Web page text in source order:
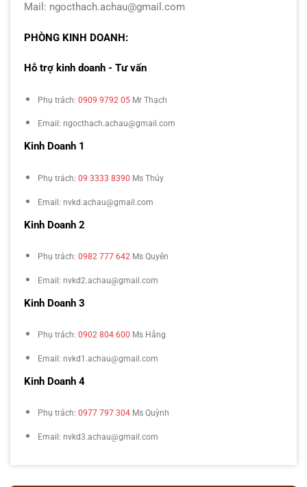
Mail: ngocthach.achau@gmail.com
PHÒNG KINH DOANH:
Hỗ trợ kinh doanh - Tư vấn
Phụ trách: 0909 9792 05 Mr Thạch
Email: ngocthach.achau@gmail.com
Kinh Doanh 1
Phụ trách: 09 3333 8390 Ms Thúy
Email: nvkd.achau@gmail.com
Kinh Doanh 2
Phụ trách: 0982 777 642 Ms Quyên
Email: nvkd2.achau@gmail.com
Kinh Doanh 3
Phụ trách: 0902 804 600 Ms Hằng
Email: nvkd1.achau@gmail.com
Kinh Doanh 4
Phụ trách: 0977 797 304 Ms Quỳnh
Email: nvkd3.achau@gmail.com